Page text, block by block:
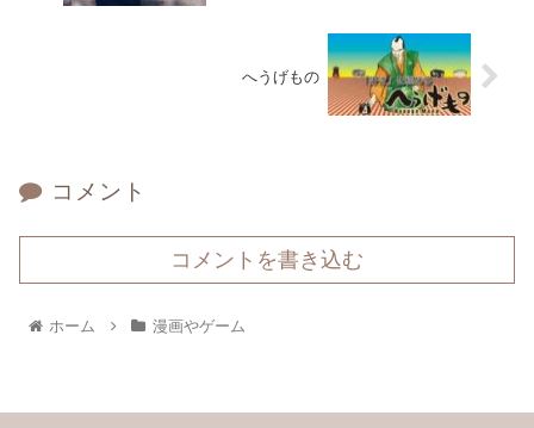
へうげもの
コメント
コメントを書き込む
ホーム 漫画やゲーム